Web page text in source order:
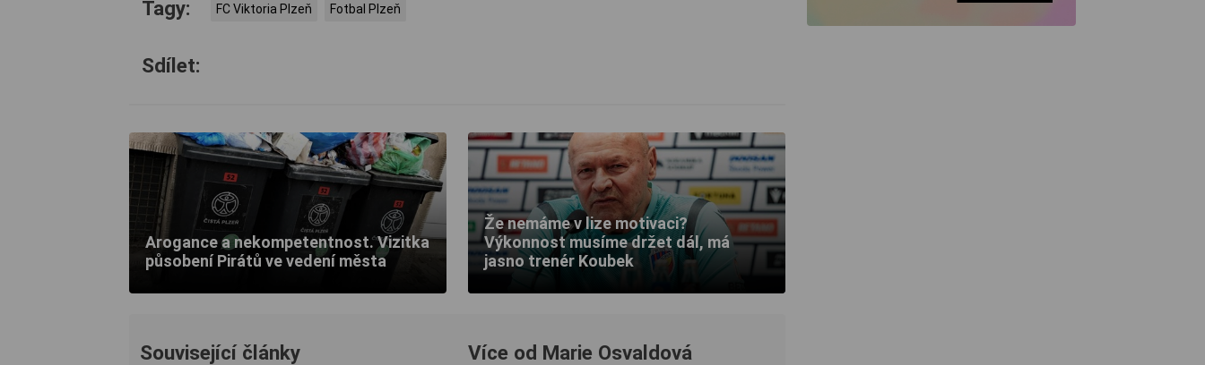
Tagy: FC Viktoria Plzeň Fotbal Plzeň
Sdílet:
Arogance a nekompetentnost. Vizitka
působení Pirátů ve vedení města
Že nemáme v lize motivaci?
Výkonnost musíme držet dál, má
jasno trenér Koubek
Související články Více od Marie Osvaldová